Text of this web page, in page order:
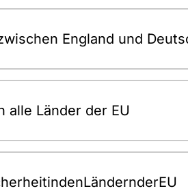
England und
alle Länder der EU